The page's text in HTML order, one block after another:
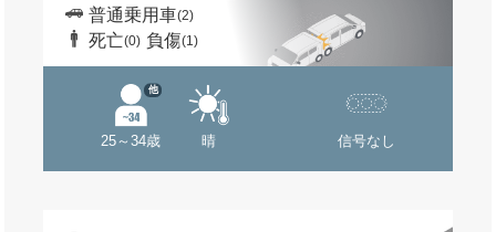
普通乗用車(2)
死亡(0) 負傷(1)
25～34歳
他
晴 信号なし